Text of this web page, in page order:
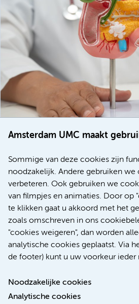
Amsterdam UMC maakt
Sommige van deze cookies zijn
noodzakelijk. Andere gebruiken we
verbeteren. Ook gebruiken we
van filmpjes en animaties. Door op
te klikken gaat u akkoord met het
zoals omschreven in ons
"cookies weigeren", dan worden
analytische cookies geplaatst. Via
de footer) kunt u uw voorkeur
Noodzakelijke cookies
Analytische cookies
voor patiënten met
Meer